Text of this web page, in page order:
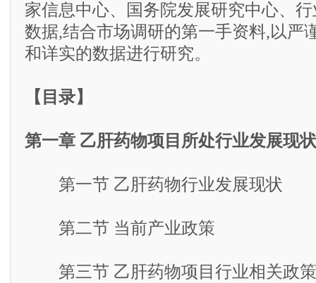
家信息中心、国务院发展研究中心、
数据,结合市场调研的第一手资料,以严
和详实的数据进行研究。
【目录】
第一章 乙肝药物项目所处行业发展现状
第一节 乙肝药物行业发展现状
第二节 当前产业政策
第三节 乙肝药物项目行业相关政